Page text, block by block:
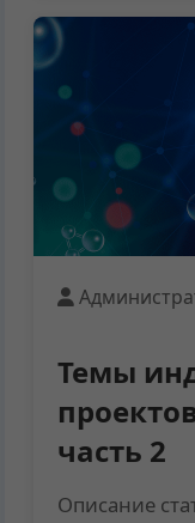
Темы
часть 2
Описание